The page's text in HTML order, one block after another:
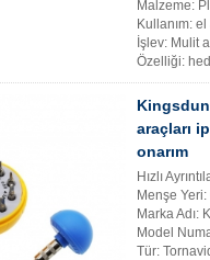
Malzeme:
Kullanım:
İşlev: Mulit
Özelliği:
araçları
onarım
Hızlı
Menşe Yeri:
Marka Adı:
Model
Tür: